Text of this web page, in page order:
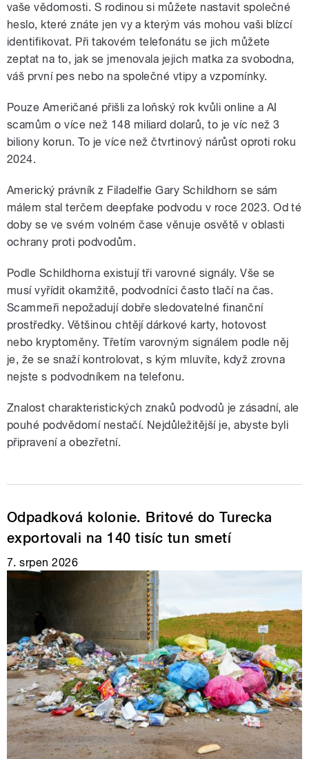
vaše vědomosti. S rodinou si můžete nastavit společné
heslo, které znáte jen vy a kterým vás mohou vaši blízcí
identifikovat. Při takovém telefonátu se jich můžete
zeptat na to, jak se jmenovala jejich matka za svobodna,
váš první pes nebo na společné vtipy a vzpomínky.
Pouze Američané přišli za loňský rok kvůli online a AI
scamům o více než 148 miliard dolarů, to je víc než 3
biliony korun. To je více než čtvrtinový nárůst oproti roku
2024.
Americký právník z Filadelfie Gary Schildhorn se sám
málem stal terčem deepfake podvodu v roce 2023. Od té
doby se ve svém volném čase věnuje osvětě v oblasti
ochrany proti podvodům.
Podle Schildhorna existují tři varovné signály. Vše se
musí vyřídit okamžitě, podvodníci často tlačí na čas.
Scammeři nepožadují dobře sledovatelné finanční
prostředky. Většinou chtějí dárkové karty, hotovost
nebo kryptoměny. Třetím varovným signálem podle něj
je, že se snaží kontrolovat, s kým mluvíte, když zrovna
nejste s podvodníkem na telefonu.
Znalost charakteristických znaků podvodů je zásadní, ale
pouhé podvědomí nestačí. Nejdůležitější je, abyste byli
připravení a obezřetní.
Odpadková kolonie. Britové do Turecka
exportovali na 140 tisíc tun smetí
7. srpen 2026